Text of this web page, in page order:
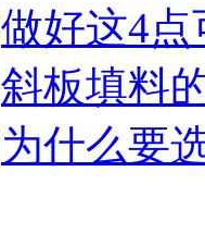
做好这4
斜板填料
为什么要